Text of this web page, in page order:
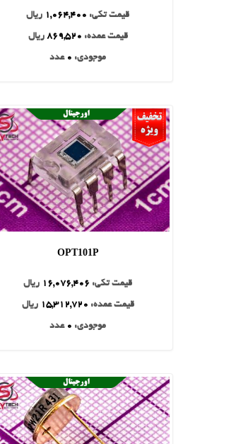
قیمت تکی: 1,064,400 ریال
قیمت عمده: 869,520 ریال
موجودی: 0 عدد
OPT101P
قیمت تکی: 16,076,406 ریال
قیمت عمده: 15,312,720 ریال
موجودی: 0 عدد